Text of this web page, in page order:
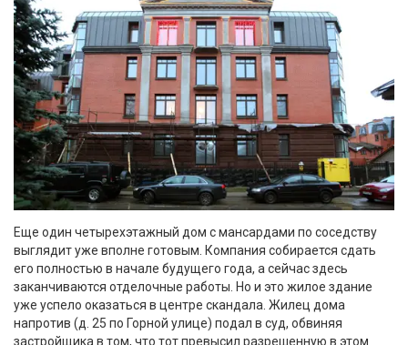
Еще один четырехэтажный дом с мансардами по соседству
выглядит уже вполне готовым. Компания собирается сдать
его полностью в начале будущего года, а сейчас здесь
заканчиваются отделочные работы. Но и это жилое здание
уже успело оказаться в центре скандала. Жилец дома
напротив (д. 25 по Горной улице) подал в суд, обвиняя
застройщика в том, что тот превысил разрешенную в этом